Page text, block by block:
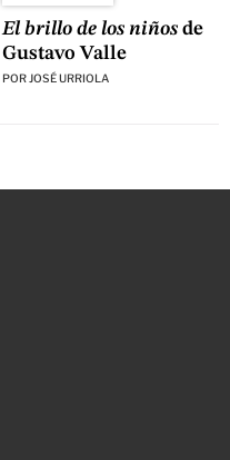
El brillo de los niñosde
Gustavo Valle
PORJOSÉ URRIOLA